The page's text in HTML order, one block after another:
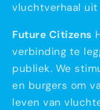
vluchtverhaal uit
Future Citizens
verbinding te
publiek. We
en burgers om
leven van